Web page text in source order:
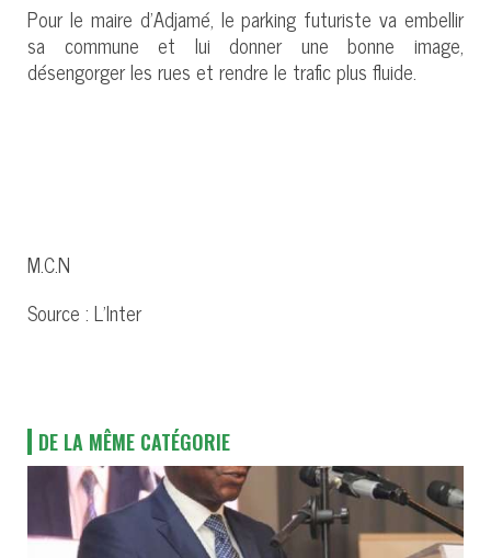
Pour le maire d’Adjamé, le parking futuriste va embellir
sa commune et lui donner une bonne image,
désengorger les rues et rendre le trafic plus fluide.
M.C.N
Source : L’Inter
DE LA MÊME CATÉGORIE